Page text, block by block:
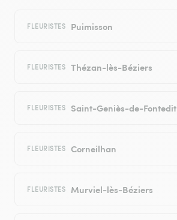
FLEURISTES Puimisson
FLEURISTES Thézan-lès-Béziers
FLEURISTES Saint-Geniès-de-Fontedit
FLEURISTES Corneilhan
FLEURISTES Murviel-lès-Béziers